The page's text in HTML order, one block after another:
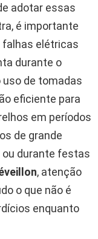
adotar essas
é importante
falhas elétricas
durante o
uso de tomadas
eficiente para
em períodos
de grande
ou durante festas
, atenção
o que não é
enquanto